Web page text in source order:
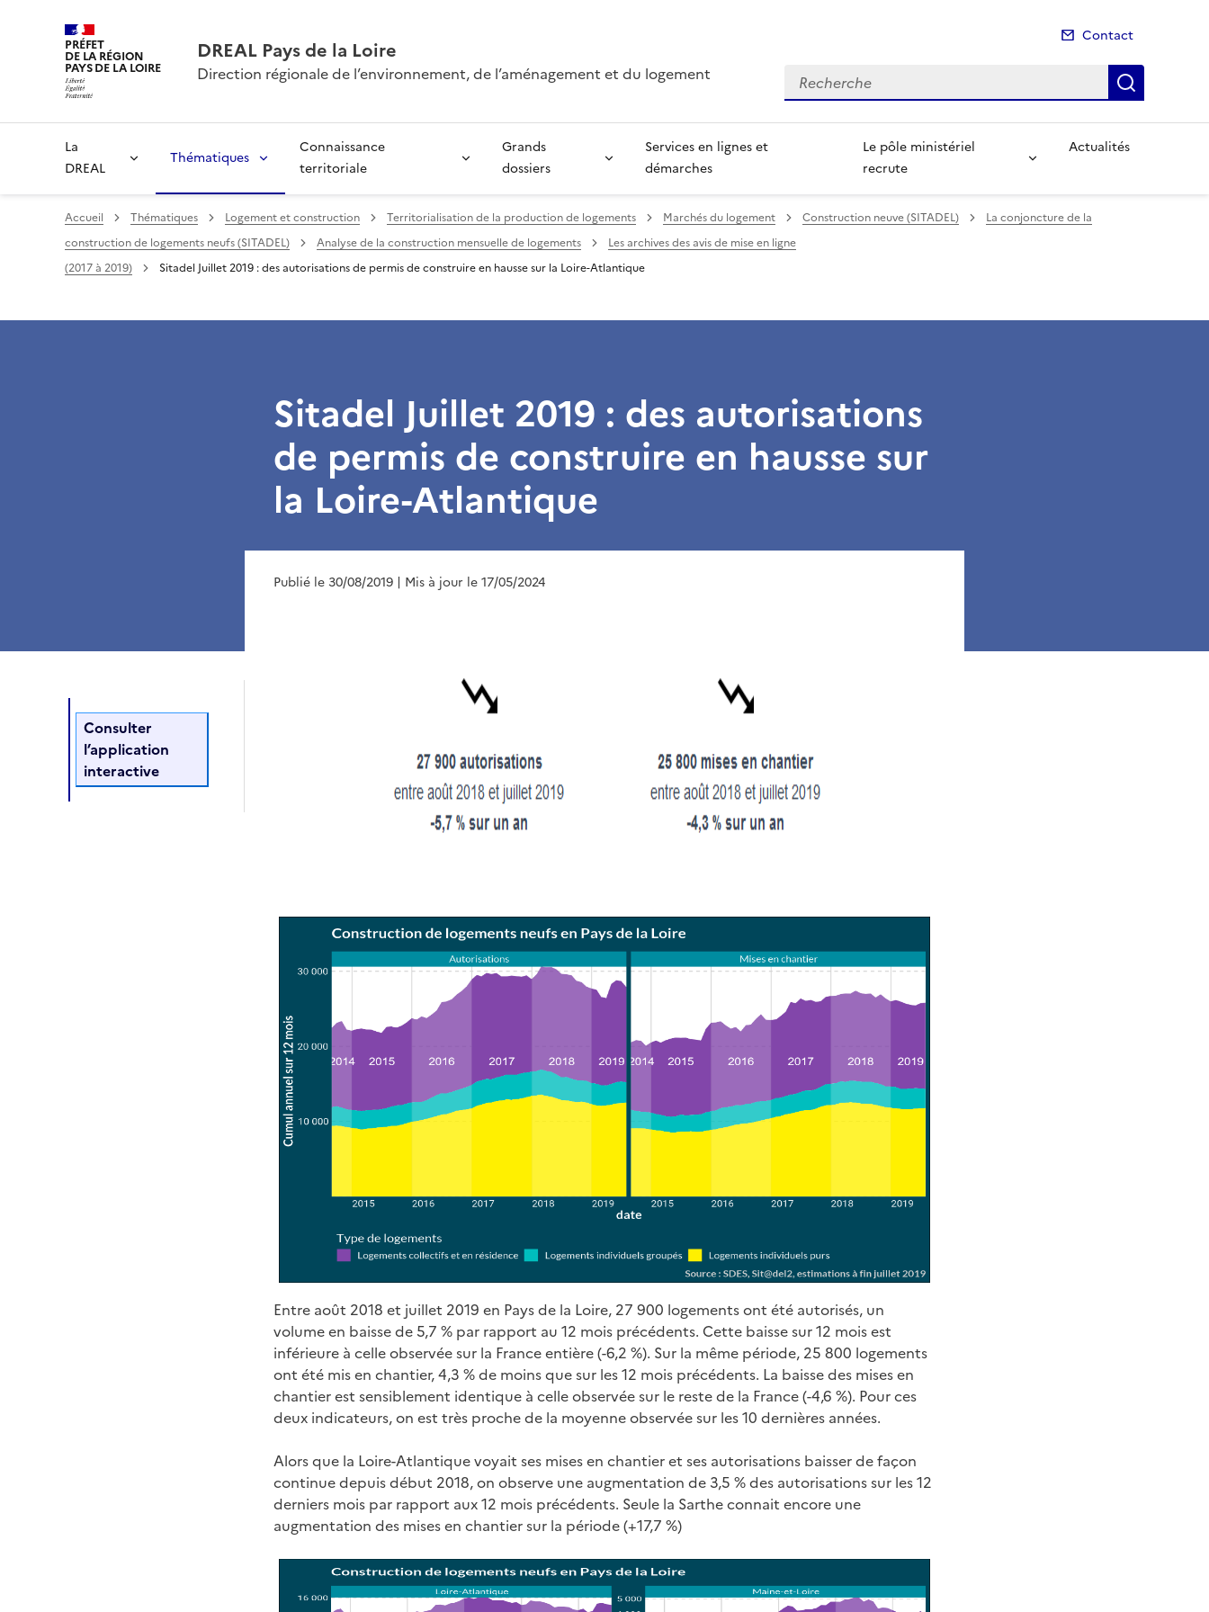
PRÉFET
DE LA RÉGION
PAYS DE LA LOIRE
DREAL Pays de la Loire
Direction régionale de l’environnement, de l’aménagement et du logement
Contact
Recherche
La
DREAL
Thématiques
Connaissance
territoriale
Grands
dossiers
Services en lignes et
démarches
Le pôle ministériel
recrute
Actualités
Accueil Thématiques Logement et construction Territorialisation de la production de logements Marchés du logement Construction neuve (SITADEL)
La conjoncture de la
construction de logements neufs (SITADEL)
Analyse de la construction mensuelle de logements
Les archives des avis de mise en ligne
(2017 à 2019)
Sitadel Juillet 2019 : des autorisations de permis de construire en hausse sur la Loire-Atlantique
Consulter
l’application
interactive
Sitadel Juillet 2019 : des autorisations
de permis de construire en hausse sur
la Loire-Atlantique
Publié le 30/08/2019 | Mis à jour le 17/05/2024
Entre août 2018 et juillet 2019 en Pays de la Loire, 27 900 logements ont été autorisés, un
volume en baisse de 5,7 % par rapport au 12 mois précédents. Cette baisse sur 12 mois est
inférieure à celle observée sur la France entière (-6,2 %). Sur la même période, 25 800 logements
ont été mis en chantier, 4,3 % de moins que sur les 12 mois précédents. La baisse des mises en
chantier est sensiblement identique à celle observée sur le reste de la France (-4,6 %). Pour ces
deux indicateurs, on est très proche de la moyenne observée sur les 10 dernières années.
Alors que la Loire-Atlantique voyait ses mises en chantier et ses autorisations baisser de façon
continue depuis début 2018, on observe une augmentation de 3,5 % des autorisations sur les 12
derniers mois par rapport aux 12 mois précédents. Seule la Sarthe connait encore une
augmentation des mises en chantier sur la période (+17,7 %)